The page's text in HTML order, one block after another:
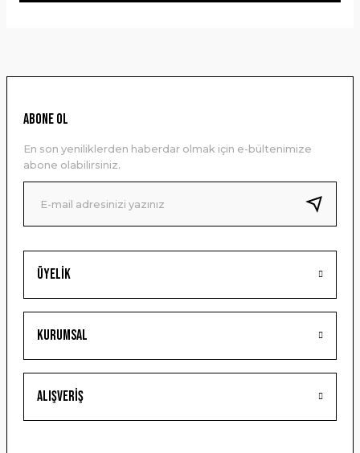
Ürün resmi kalitesiz, bozuk veya görüntülenemiyor.
Ürün bilgilerinde hatalar bulunuyor.
Ürün fiyatı diğer sitelerden daha pahalı.
Bu ürüne benzer farklı alternatifler olmalı.
Gönder
Üyelik
Kurumsal
Alışveriş
ABONE OL
En son yeniliklerden haberdar olmak için e-bültenimize
abone olabilirsiniz.